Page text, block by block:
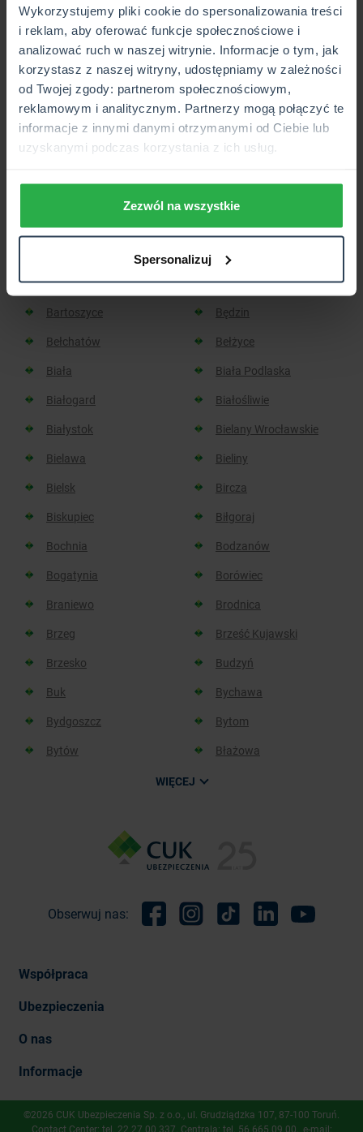
Wykorzystujemy pliki cookie do spersonalizowania treści
i reklam, aby oferować funkcje społecznościowe i
analizować ruch w naszej witrynie. Informacje o tym, jak
korzystasz z naszej witryny, udostępniamy w zależności
od Twojej zgody: partnerom społecznościowym,
reklamowym i analitycznym. Partnerzy mogą połączyć te
informacje z innymi danymi otrzymanymi od Ciebie lub
uzyskanymi podczas korzystania z ich usług.
Zezwól na wszystkie
Spersonalizuj
Wkrótce otwarcie
Placówka lub Punkt Partnerski CUK Ubezpieczenia,
który wkrótce będzie otwarty.
Sprawdź, w jakich miastach
znajdziesz placówkę CUK:
Aleksandrów Kujawski
Aleksandrów Łódzki
Baborów
Barlinek
Bartoszyce
Będzin
Bełchatów
Bełżyce
Biała
Biała Podlaska
Białogard
Białośliwie
Białystok
Bielany Wrocławskie
Bielawa
Bieliny
Bielsk
Bircza
Biskupiec
Biłgoraj
Bochnia
Bodzanów
Bogatynia
Borówiec
Braniewo
Brodnica
Brzeg
Brześć Kujawski
Brzesko
Budzyń
Buk
Bychawa
Bydgoszcz
Bytom
Bytów
Błażowa
WIĘCEJ
Obserwuj nas:
Współpraca
Ubezpieczenia
O nas
Informacje
©2026 CUK Ubezpieczenia Sp. z o.o., ​ul. Grudziądzka 107, 87-100 Toruń.
Contact Center: tel. 22 27 00 337 . Centrala: tel. 56 665 09 00 , e-mail: